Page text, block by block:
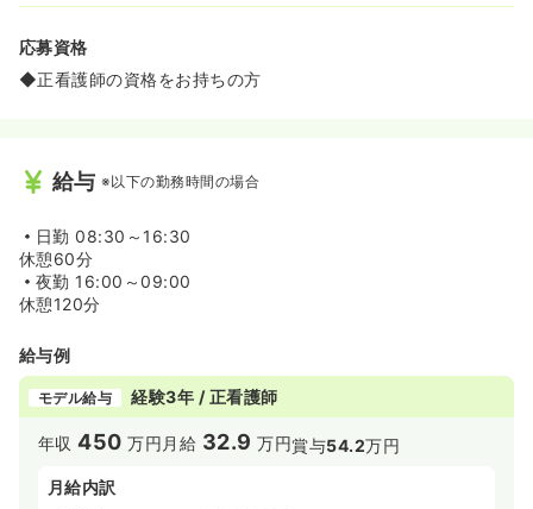
応募資格
◆正看護師の資格をお持ちの方
給与 ※以下の勤務時間の場合
日勤 08:30～16:30
休憩60分
夜勤 16:00～09:00
休憩120分
給与例
モデル給与 経験3年 / 正看護師
年収450 万円 月給 32.9 万円賞与54.2万円
月給内訳